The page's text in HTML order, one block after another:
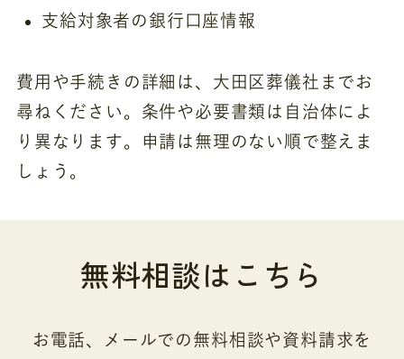
支給対象者の銀行口座情報
費用や手続きの詳細は、大田区葬儀社までお
尋ねください。条件や必要書類は自治体によ
り異なります。申請は無理のない順で整えま
しょう。
無料相談はこちら
お電話、メールでの無料相談や資料請求を